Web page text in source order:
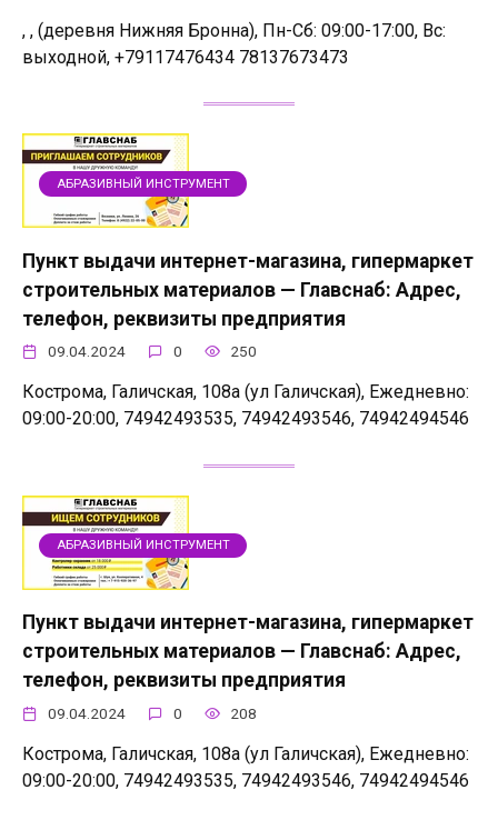
, , (деревня Нижняя Бронна), Пн-Сб: 09:00-17:00, Вс:
выходной, +79117476434 78137673473
АБРАЗИВНЫЙ ИНСТРУМЕНТ
Пункт выдачи интернет-магазина, гипермаркет
строительных материалов — Главснаб: Адрес,
телефон, реквизиты предприятия
09.04.2024 0 250
Кострома, Галичская, 108а (ул Галичская), Ежедневно:
09:00-20:00, 74942493535, 74942493546, 74942494546
АБРАЗИВНЫЙ ИНСТРУМЕНТ
Пункт выдачи интернет-магазина, гипермаркет
строительных материалов — Главснаб: Адрес,
телефон, реквизиты предприятия
09.04.2024 0 208
Кострома, Галичская, 108а (ул Галичская), Ежедневно:
09:00-20:00, 74942493535, 74942493546, 74942494546